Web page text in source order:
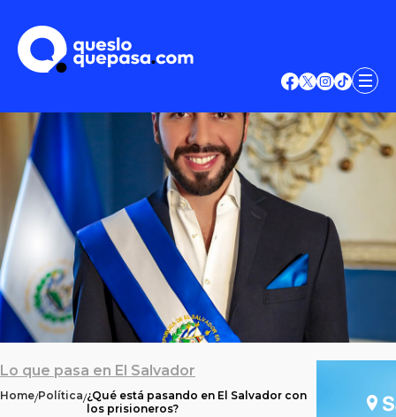
Lo que pasa en El Salvador
Home/Política/¿Qué está pasando en El Salvador con
los prisioneros?